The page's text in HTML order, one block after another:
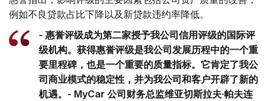
例如不良贷款占比下降以及新贷款违约率降低。
- 惠誉评级成为第二家授予我公司信用评级的国际评
级机构。获得惠誉评级是我公司发展历程中的一个重
要里程碑，也是一个重要的质量指标。它肯定了我公
司商业模式的稳定性，并为我公司和客户开辟了新的
机遇。- MyCar 公司财务总监维亚切斯拉夫·帕夫连